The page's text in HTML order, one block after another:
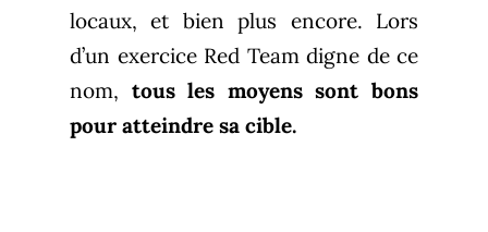
locaux, et bien plus encore. Lors
d’un exercice Red Team digne de ce
nom, tous les moyens sont bons
pour atteindre sa cible.